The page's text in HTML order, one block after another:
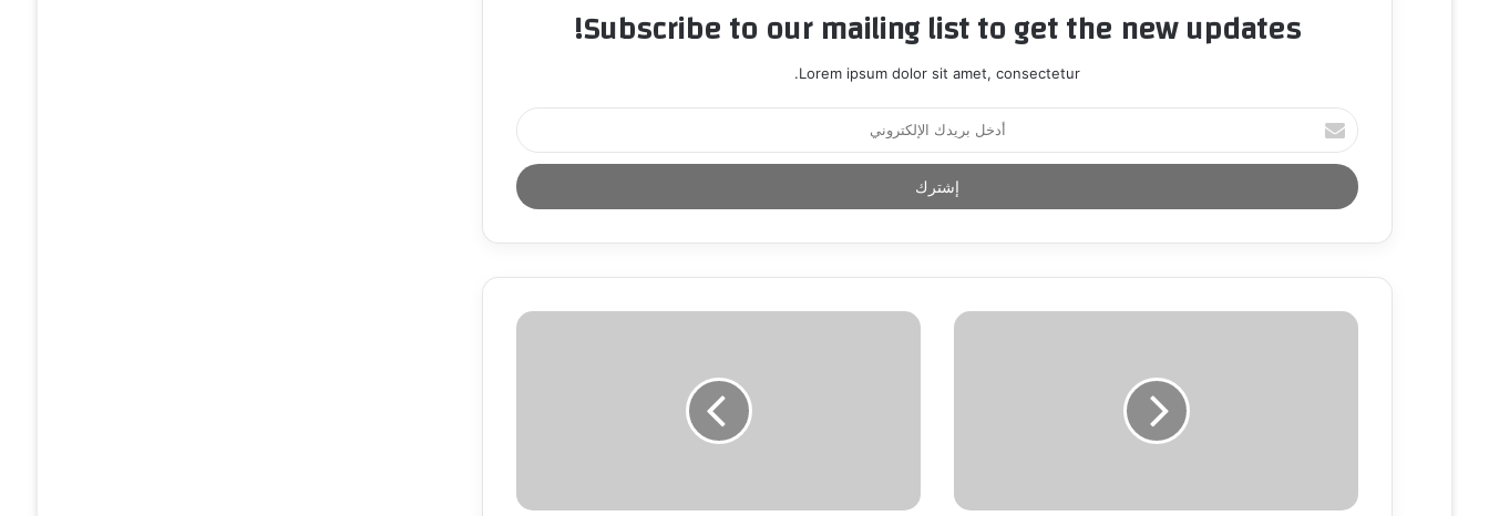
Subscribe to our mailing list to get the new updates!
Lorem ipsum dolor sit amet, consectetur.
أ
د
خ
ل
د
ا